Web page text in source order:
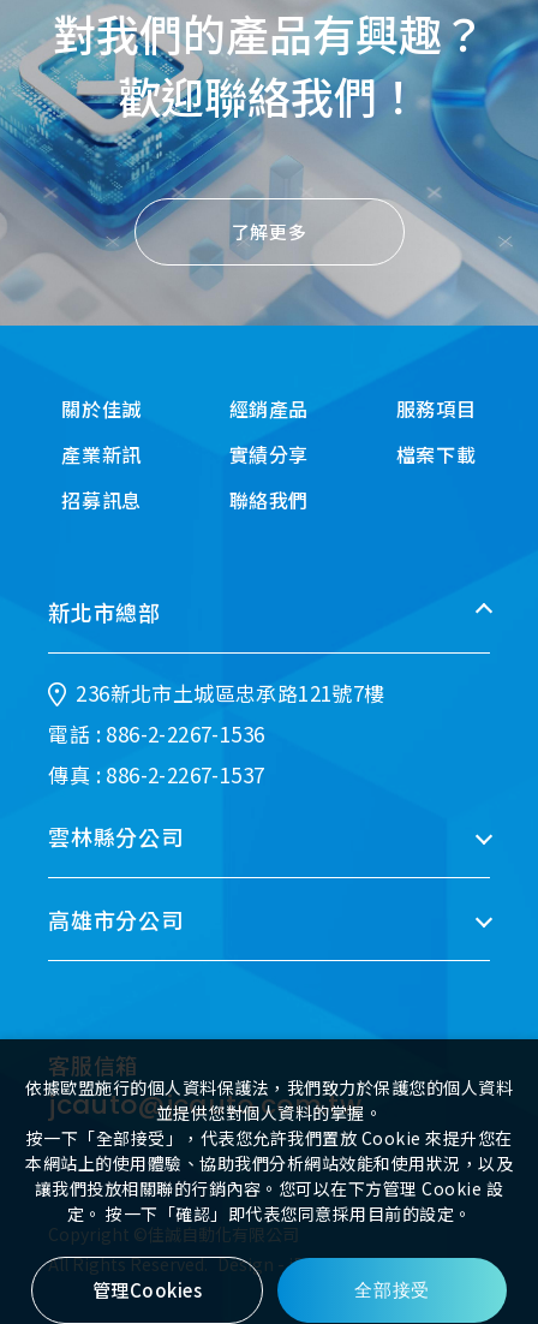
對我們的產品有興趣？
歡迎聯絡我們！
了解更多
關於佳誠 經銷產品
服務項目
產業新訊
實績分享
檔案下載
招募訊息
聯絡我們
新北市總部
236新北市土城區忠承路121號7樓
電話 : 886-2-2267-1536
傳真 : 886-2-2267-1537
雲林縣分公司
高雄市分公司
客服信箱
jcauto@jcauto.com.tw
Copyright ©佳誠自動化有限公司
All Rights Reserved. Design -iBest
依據歐盟施行的個人資料保護法，我們致力於保護您的個人資料
並提供您對個人資料的掌握。
按一下「全部接受」，代表您允許我們置放 Cookie 來提升您在
本網站上的使用體驗、協助我們分析網站效能和使用狀況，以及
讓我們投放相關聯的行銷內容。您可以在下方管理 Cookie 設
定。 按一下「確認」即代表您同意採用目前的設定。
管理Cookies 全部接受